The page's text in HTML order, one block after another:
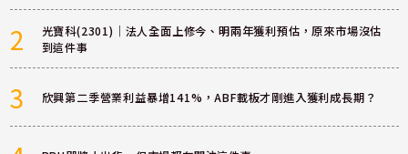
2
光寶科(2301)｜法人全面上修今、明兩年獲利預估，原來市場沒估
到這件事
3 欣興第二季營業利益暴增141%，ABF載板才剛進入獲利成長期？